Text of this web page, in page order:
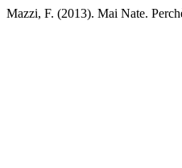
Mazzi, F. (2013). Mai Nate.